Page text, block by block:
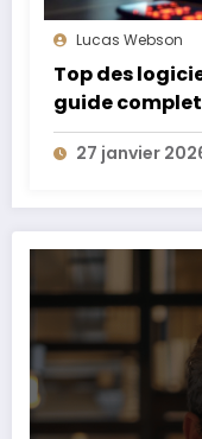
Lucas Webson
Top des
guide
campagnes
27 janvier